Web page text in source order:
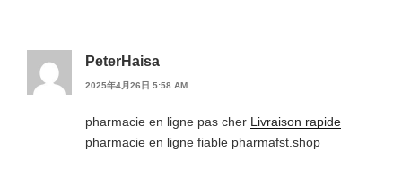
PeterHaisa
2025年4月26日 5:58 AM
pharmacie en ligne pas cher Livraison rapide
pharmacie en ligne fiable pharmafst.shop